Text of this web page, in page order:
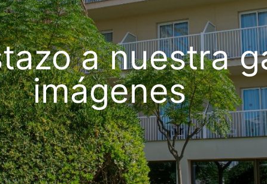
a nuestra
imágenes